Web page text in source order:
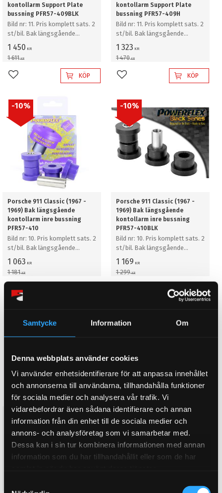
Samtycke Information Om
Denna webbplats använder cookies
Vi använder enhetsidentifierare för att anpassa innehållet
och annonserna till användarna, tillhandahålla funktioner
för sociala medier och analysera vår trafik. Vi
vidarebefordrar även sådana identifierare och annan
information från din enhet till de sociala medier och
annons- och analysföretag som vi samarbetar med.
Dessa kan i sin tur kombinera informationen med annan
information som du har tillhandahållit eller som de har
kontollarm Support Plate
bussning PFR57-409BLK
Bild nr: 11. Pris komplett sats. 2
st/bil. Bak längsgående
kontollarm Support Plate
bussning
1 450 KR
1 611KR
Lägg till i favoriterKÖP
kontollarm Support Plate
bussning PFR57-409H
Bild nr: 11. Pris komplett sats. 2
st/bil. Bak längsgående
kontollarm Support Plate
bussning
1 323 KR
1 470KR
Lägg till i favoriterKÖP
Porsche 911 Classic (1967 -
1969) Bak längsgående
kontollarm inre bussning
PFR57-410
Bild nr: 10. Pris komplett sats. 2
st/bil. Bak längsgående
kontollarm inre bussning
1 063 KR
1 181KR
10%
Lägg till i favoriter
Porsche 911 Classic (1967 -
1969) Bak längsgående
kontollarm inre bussning
PFR57-410BLK
Bild nr: 10. Pris komplett sats. 2
st/bil. Bak längsgående
kontollarm inre bussning
1 169 KR
1 299KR
10%
Lägg till i favoriterKÖP
Porsche 911 Classic (1967 -
1969) Bak längsgående
kontollarm inre bussning
PFR57-410H
Bild nr: 10. Pris komplett sats. 2
%
1969) Fram stabilisator k-
stag bussning PFF57-402
Bild nr: 3. Pris komplett sats. 4
st/bil. Fram stabilisator k-stag
10